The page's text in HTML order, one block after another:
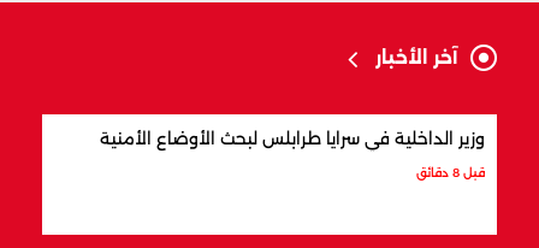
آخر الأخبار
وزير الداخلية في سرايا طرابلس لبحث الأوضاع الأمنية
قبل 8 دقائق